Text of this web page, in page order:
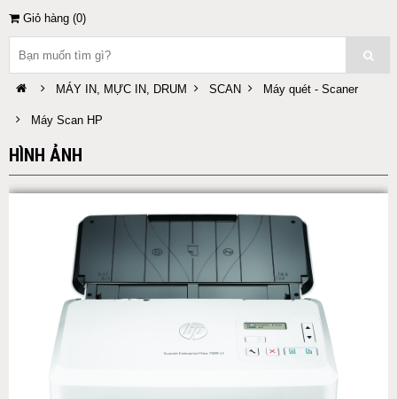
Giỏ hàng (0)
MÁY IN, MỰC IN, DRUM SCAN Máy quét - Scaner
Máy Scan HP
HÌNH ẢNH